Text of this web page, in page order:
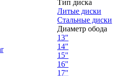
Тип диска
Литые диски
Стальные диски
Диаметр обода
13"
14"
15"
16"
17"